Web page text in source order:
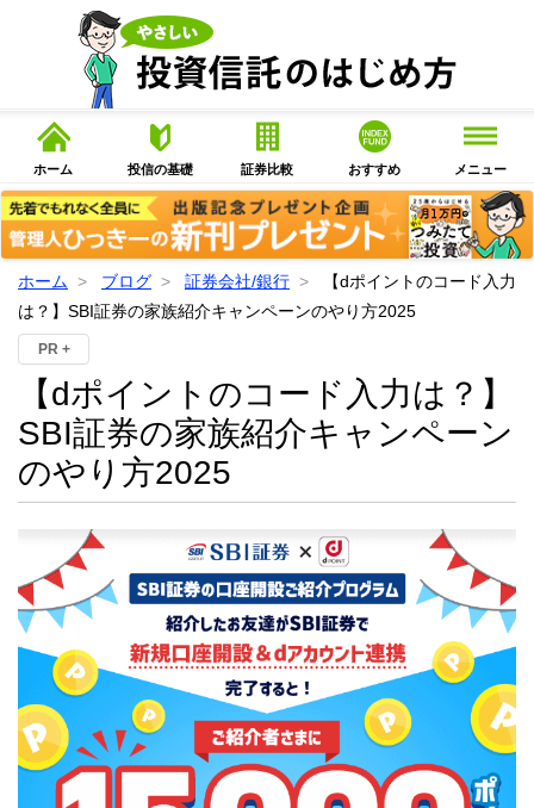
ホーム 投信の基礎 証券比較 おすすめ メニュー
ホーム ブログ 証券会社/銀行
【dポイントのコード入力
は？】SBI証券の家族紹介キャンペーンのやり方2025
PR +
【dポイントのコード入力は？】
SBI証券の家族紹介キャンペーン
のやり方2025